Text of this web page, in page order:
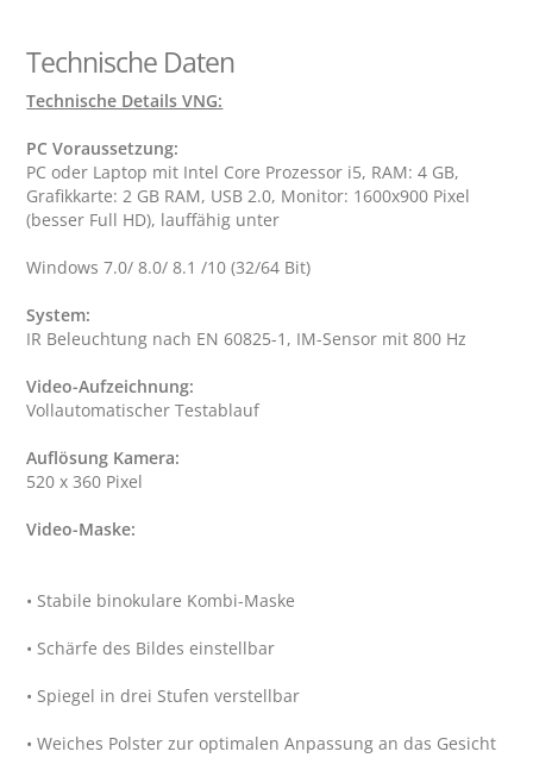
Technische Daten
Technische Details VNG:
PC Voraussetzung:
PC oder Laptop mit Intel Core Prozessor i5, RAM: 4 GB,
Grafikkarte: 2 GB RAM, USB 2.0, Monitor: 1600x900 Pixel
(besser Full HD), lauffähig unter
System:
Video-Aufzeichnung:
Vollautomatischer Testablauf
Auflösung Kamera:
Video-Maske: